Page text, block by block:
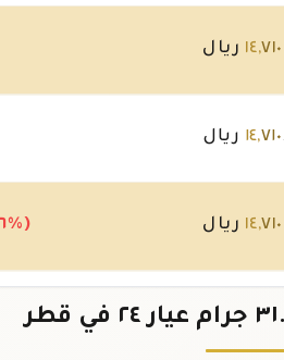
١٤,٧١٠ ريال
١٤,٧١٠ ريال
١٤,٧١٠ ريال (-١.٦٦%)
١٤ , ريال (+٢.٥٦%)